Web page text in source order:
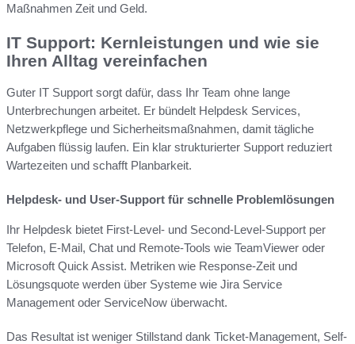
Maßnahmen Zeit und Geld.
IT Support: Kernleistungen und wie sie
Ihren Alltag vereinfachen
Guter IT Support sorgt dafür, dass Ihr Team ohne lange
Unterbrechungen arbeitet. Er bündelt Helpdesk Services,
Netzwerkpflege und Sicherheitsmaßnahmen, damit tägliche
Aufgaben flüssig laufen. Ein klar strukturierter Support reduziert
Wartezeiten und schafft Planbarkeit.
Helpdesk- und User-Support für schnelle Problemlösungen
Ihr Helpdesk bietet First-Level- und Second-Level-Support per
Telefon, E-Mail, Chat und Remote-Tools wie TeamViewer oder
Microsoft Quick Assist. Metriken wie Response-Zeit und
Lösungsquote werden über Systeme wie Jira Service
Management oder ServiceNow überwacht.
Das Resultat ist weniger Stillstand dank Ticket-Management, Self-